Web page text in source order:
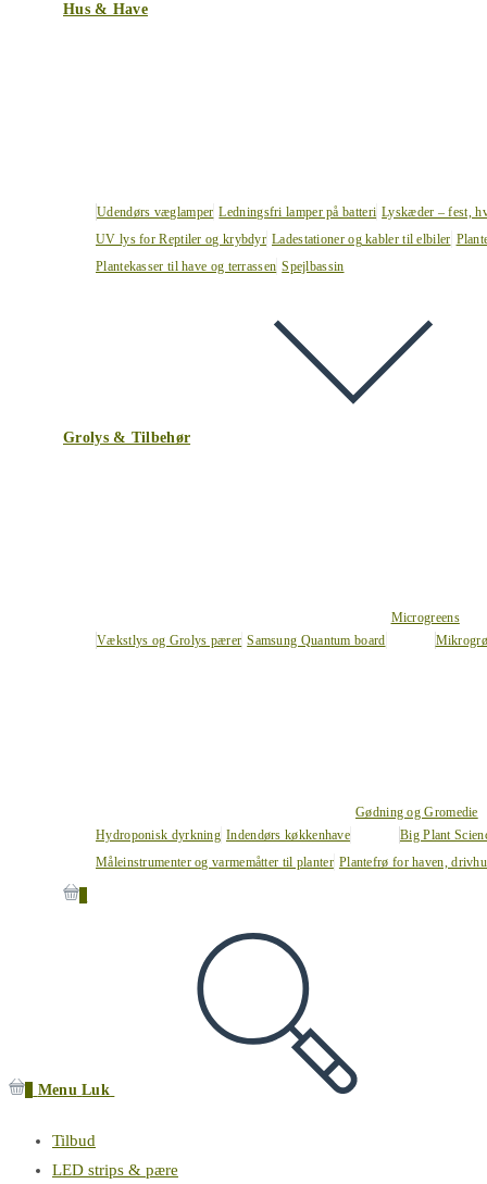
Hus & Have
Udendørs væglamper Ledningsfri lamper på batteri Lyskæder – fest,
UV lys for Reptiler og krybdyr Ladestationer og kabler til elbiler
Plantekasser til have og terrassen Spejlbassin
Grolys & Tilbehør
Vækstlys og Grolys pærer Samsung Quantum board
Microgreens
Hydroponisk dyrkning Indendørs køkkenhave
Gødning og Gromedie
Big Plant
Måleinstrumenter og varmemåtter til planter Plantefrø for haven,
Menu Luk
Tilbud
LED strips & pære